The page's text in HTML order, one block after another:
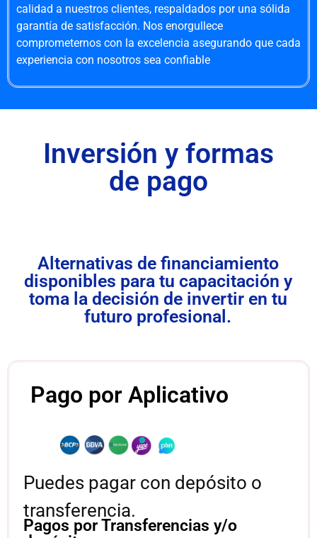
calidad a nuestros clientes, respaldados por una sólida
garantía de satisfacción. Nos enorgullece
comprometernos con la excelencia asegurando que cada
experiencia con nosotros sea confiable
Inversión y formas
de pago
Alternativas de financiamiento
disponibles para tu capacitación y
toma la decisión de invertir en tu
futuro profesional.
Pago por Aplicativo
Puedes pagar con depósito o
transferencia.
Pagos por Transferencias y/o